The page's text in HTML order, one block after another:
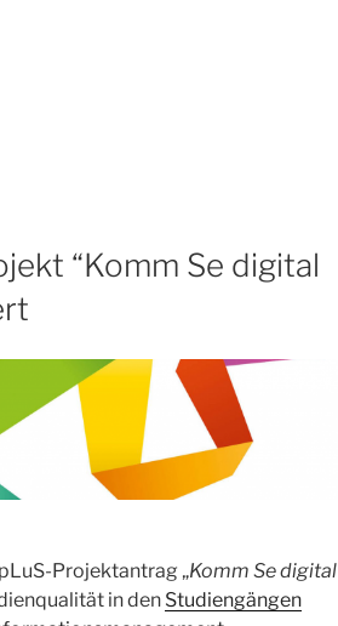
“Komm Se digital
Projektantrag „Komm Se digital
in den Studiengängen